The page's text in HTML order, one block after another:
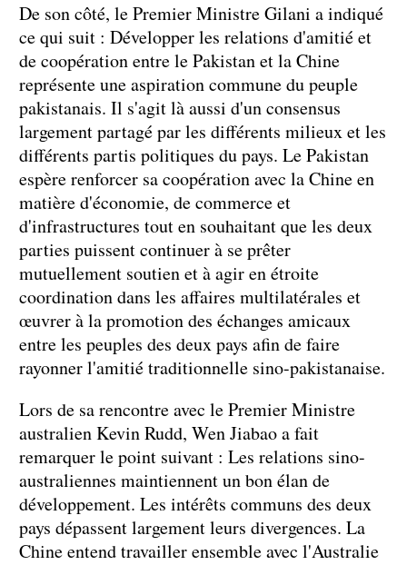
De son côté, le Premier Ministre Gilani a indiqué
ce qui suit : Développer les relations d'amitié et
de coopération entre le Pakistan et la Chine
représente une aspiration commune du peuple
pakistanais. Il s'agit là aussi d'un consensus
largement partagé par les différents milieux et les
différents partis politiques du pays. Le Pakistan
espère renforcer sa coopération avec la Chine en
matière d'économie, de commerce et
d'infrastructures tout en souhaitant que les deux
parties puissent continuer à se prêter
mutuellement soutien et à agir en étroite
coordination dans les affaires multilatérales et
œuvrer à la promotion des échanges amicaux
entre les peuples des deux pays afin de faire
rayonner l'amitié traditionnelle sino-pakistanaise.
Lors de sa rencontre avec le Premier Ministre
australien Kevin Rudd, Wen Jiabao a fait
remarquer le point suivant : Les relations sino-
australiennes maintiennent un bon élan de
développement. Les intérêts communs des deux
pays dépassent largement leurs divergences. La
Chine entend travailler ensemble avec l'Australie